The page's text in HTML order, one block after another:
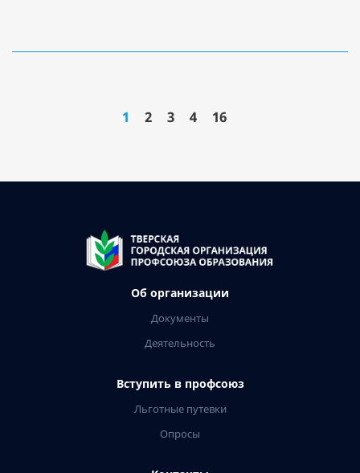
1 2 3 4 16
Об организации
Документы
Деятельность
Вступить в профсоюз
Льготные путевки
Опросы